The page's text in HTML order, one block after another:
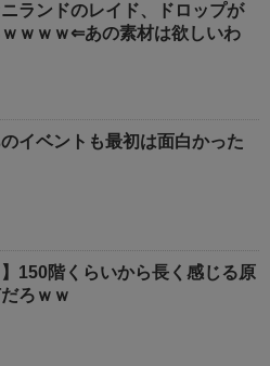
ニランドのレイド、ドロップが
ｗｗｗ⇐あの素材は欲しいわ
のイベントも最初は面白かった
】150階くらいから長く感じる原
ろｗｗ